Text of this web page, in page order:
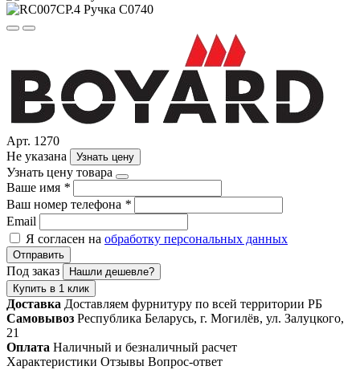
Арт. 1270
Не указана
Узнать цену
Узнать цену товара
Ваше имя *
Ваш номер телефона *
Email
Я согласен на обработку персональных данных
Отправить
Под заказ
Нашли дешевле?
Купить в 1 клик
Доставка Доставляем фурнитуру по всей территории РБ
Самовывоз Республика Беларусь, г. Могилёв, ул. Залуцкого,
21
Оплата Наличный и безналичный расчет
Характеристики Отзывы Вопрос-ответ